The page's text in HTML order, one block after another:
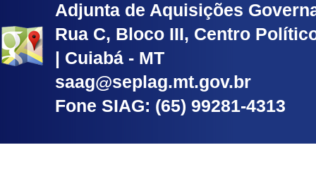
Adjunta de Aquisições
Rua C, Bloco III, Centro
| Cuiabá - MT
saag@seplag.mt.gov.br
Fone SIAG: (65) 99281-4313